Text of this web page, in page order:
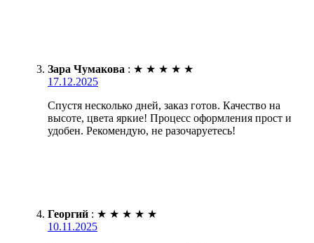
Зара Чумакова : ★ ★ ★ ★ ★
17.12.2025
Спустя несколько дней, заказ готов. Качество на
высоте, цвета яркие! Процесс оформления прост и
удобен. Рекомендую, не разочаруетесь!
Георгий : ★ ★ ★ ★ ★
10.11.2025